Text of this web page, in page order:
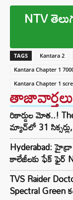
NTV
TAGS Kantara 2
Kantara Chapter 1
Kantara Chapter 1
తాజావార్తలు
రికార్డుల మోత..!
మ్యాచ్‌లో 31
Hyderabad:
కాలేజీలకు ఫేక్ ఫైర్
TVS Raider
Spectral Green